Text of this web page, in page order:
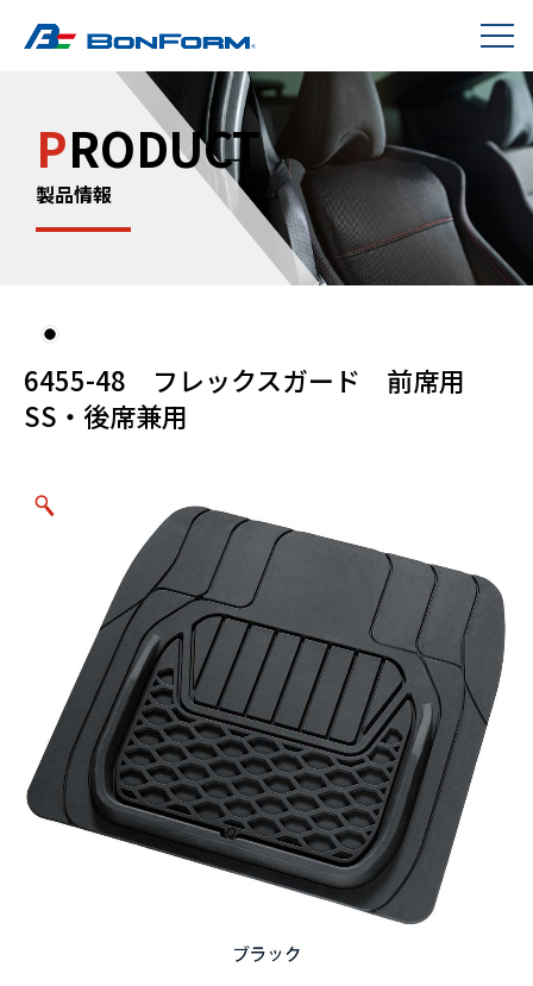
PRODUCT
製品情報
6455-48 フレックスガード 前席用
SS・後席兼用